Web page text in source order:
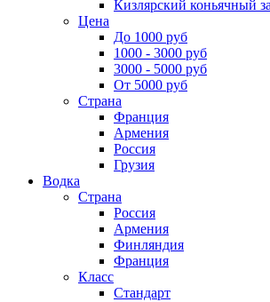
Кизлярский коньячный
Цена
До 1000 руб
1000 - 3000 руб
3000 - 5000 руб
От 5000 руб
Страна
Франция
Армения
Россия
Грузия
Водка
Страна
Россия
Армения
Финляндия
Франция
Класс
Стандарт